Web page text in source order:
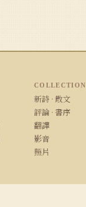
COLLECTION
新詩 · 散文
評論 · 書序
翻譯
影音
照片